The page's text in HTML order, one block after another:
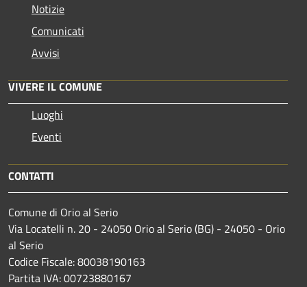
Notizie
Comunicati
Avvisi
VIVERE IL COMUNE
Luoghi
Eventi
CONTATTI
Comune di Orio al Serio
Via Locatelli n. 20 - 24050 Orio al Serio (BG) - 24050 - Orio
al Serio
Codice Fiscale: 80038190163
Partita IVA: 00723880167